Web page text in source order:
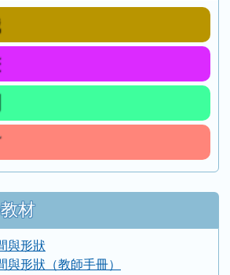
材
與形狀
與形狀（教師手冊）